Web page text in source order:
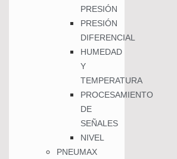
PRESIÓN
PRESIÓN
DIFERENCIAL
HUMEDAD
Y
TEMPERATURA
PROCESAMIENTO
DE
SEÑALES
NIVEL
PNEUMAX